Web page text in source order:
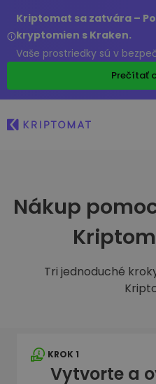
Kriptomat sa zatvára –
kryptomien s Kraken.
Vaše prostriedky sú v
Prečítať
Nákup
Tri jednoduché
KROK 1
Vytvorte a